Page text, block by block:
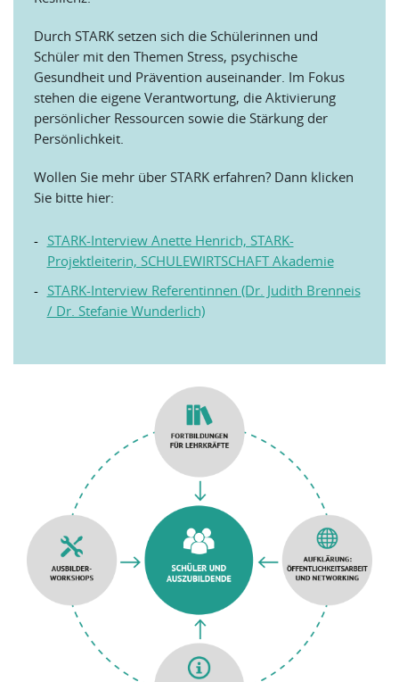
Durch STARK setzen sich die Schülerinnen und
Schüler mit den Themen Stress, psychische
Gesundheit und Prävention auseinander. Im Fokus
stehen die eigene Verantwortung, die Aktivierung
persönlicher Ressourcen sowie die Stärkung der
Persönlichkeit.
Wollen Sie mehr über STARK erfahren? Dann klicken
Sie bitte hier:
STARK-Interview Anette Henrich, STARK-
Projektleiterin, SCHULEWIRTSCHAFT Akademie
STARK-Interview Referentinnen (Dr. Judith Brenneis
/ Dr. Stefanie Wunderlich)